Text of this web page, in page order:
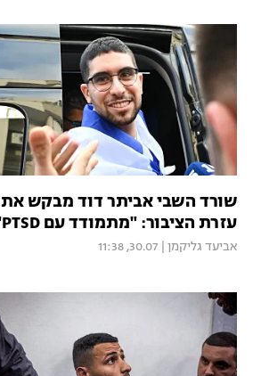
שורד השבי אביתר דוד מבקש את
עזרת הציבור: "מתמודד עם PTSD"
אביעד גליקמן 30.07, 11:38